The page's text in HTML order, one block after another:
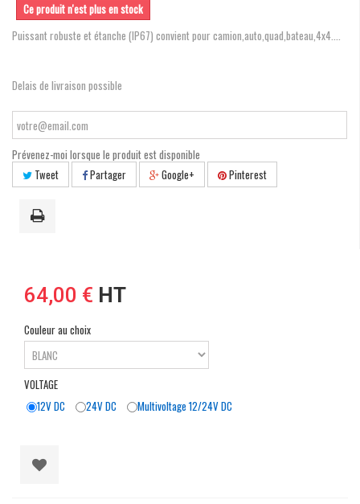
Ce produit n'est plus en stock
Puissant robuste et étanche (IP67) convient pour camion,auto,quad,bateau,4x4....
Delais de livraison possible
Prévenez-moi lorsque le produit est disponible
Tweet
Partager Google+ Pinterest
64,00 € HT
Couleur au choix
VOLTAGE
12V DC
24V DC Multivoltage 12/24V DC